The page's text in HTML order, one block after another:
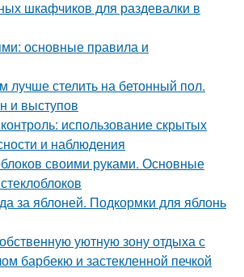
шкафчиков для раздевалки в
основные правила и
лучше стелить на бетонный пол.
и выступов
использование скрытых
и наблюдения
своими руками. Основные
за яблоней. Подкормки для яблонь
уютную зону отдыха с
барбекю и застекленной печкой